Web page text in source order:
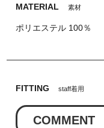
MATERIAL 素材
ポリエステル 100％
FITTING staff着用
COMMENT